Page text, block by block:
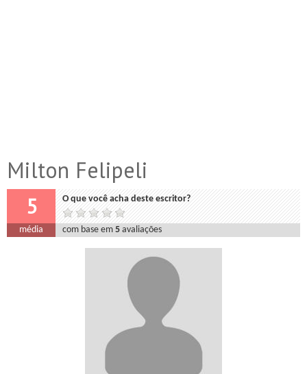
Milton Felipeli
5 O que você acha deste escritor?
média com base em5 avaliações